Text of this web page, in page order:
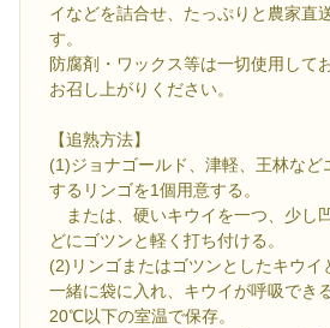
イなどを詰合せ、たっぷりと農家直
す。
防腐剤・ワックス等は一切使用して
お召し上がりください。
【追熟方法】
(1)ジョナゴールド、津軽、王林など
するリンゴを1個用意する。
または、硬いキウイを一つ、少し
どにゴツンと軽く打ち付ける。
(2)リンゴまたはゴツンとしたキウイ
一緒に袋に入れ、キウイが呼吸でき
20℃以下の室温で保存。